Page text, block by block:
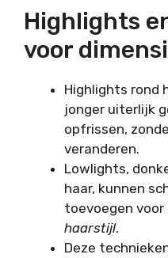
Highlights
voor
Highlights rond
jonger uiterlijk
opfrissen,
veranderen.
Lowlights,
haar, kunnen
toevoegen voor
haarstijl.
Deze